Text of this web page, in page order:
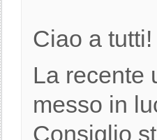
Ciao a tutti!
La recente
messo in
Consiglio